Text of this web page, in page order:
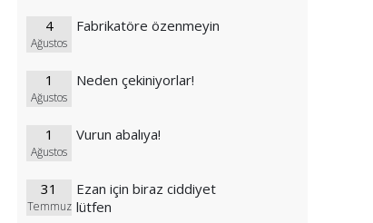
4
Ağustos
Fabrikatöre özenmeyin
1
Ağustos
Neden çekiniyorlar!
1
Ağustos
Vurun abalıya!
31
Temmuz
Ezan için biraz ciddiyet
lütfen